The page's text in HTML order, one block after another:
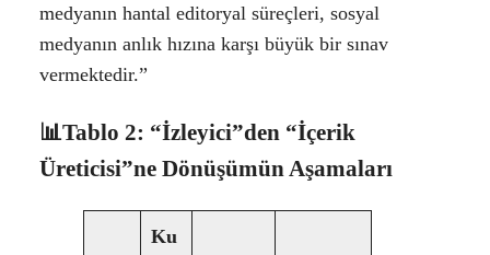
medyanın hantal editoryal süreçleri, sosyal
medyanın anlık hızına karşı büyük bir sınav
vermektedir.”
📊Tablo 2: “İzleyici”den “İçerik
Üreticisi”ne Dönüşümün Aşamaları
Ku